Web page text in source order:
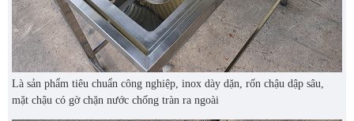
Là sản phẩm tiêu chuẩn công nghiệp, inox dày dặn, rốn chậu dập sâu,
mặt chậu có gờ chặn nước chống tràn ra ngoài